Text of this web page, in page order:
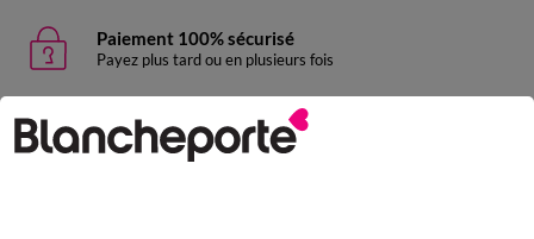
Paiement 100% sécurisé
Payez plus tard ou en plusieurs fois
Livraison express
domicile, relais, consignes automatiques